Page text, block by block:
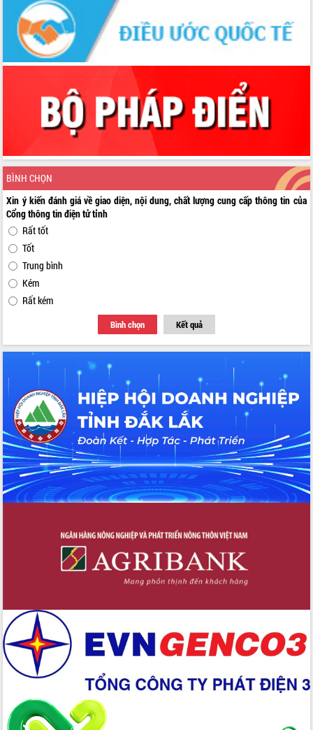
BÌNH CHỌN
Xin ý kiến đánh giá về giao diện, nội dung, chất lượng cung cấp thông tin của
Cổng thông tin điện tử tỉnh
Rất tốt
Tốt
Trung bình
Kém
Rất kém
Bình chọn Kết quả